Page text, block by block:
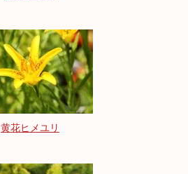
黄花ヒメユリ